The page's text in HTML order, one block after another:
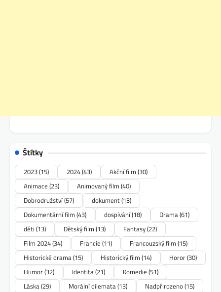
Štítky
2023(15) 2024(43) Akční film (30)
Animace (23) Animovaný film (40)
Dobrodružství(57) dokument(13)
Dokumentární film (43) dospívání(18) Drama(61)
děti (13) Dětský film (13) Fantasy(22)
Film 2024(34) Francie (11) Francouzský film (15)
Historické drama(15) Historický film (14) Horor(30)
Humor(32) Identita(21) Komedie (51)
Láska(29) Morální dilemata(13) Nadpřirozeno(15)